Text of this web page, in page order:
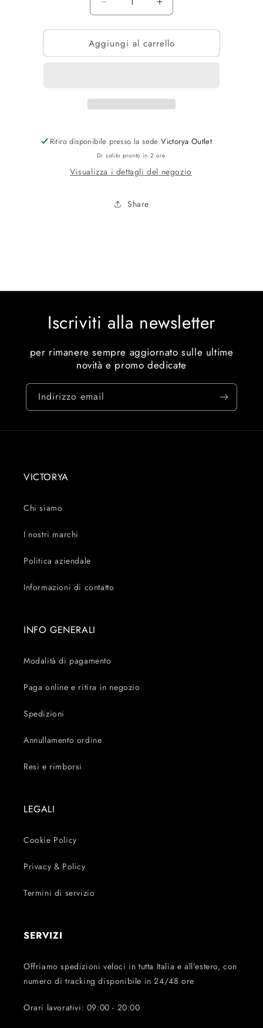
Diminuisci
quantità
per
TSHIRT
SCOZIA
Aumenta
quantità
per
TSHIRT
SCOZIA
Aggiungi al carrello
Ritiro disponibile presso la sedeVictorya Outlet
Di solito pronto in 2 ore
Visualizza i dettagli del negozio
Share
Iscriviti alla newsletter
per rimanere sempre aggiornato sulle ultime
novità e promo dedicate
Indirizzo email
VICTORYA
Chi siamo
I nostri marchi
Politica aziendale
Informazioni di contatto
INFO GENERALI
Modalità di pagamento
Paga online e ritira in negozio
Spedizioni
Annullamento ordine
Resi e rimborsi
LEGALI
Cookie Policy
Privacy & Policy
Termini di servizio
SERVIZI
Offriamo spedizioni veloci in tutta Italia e all'estero, con
numero di tracking disponibile in 24/48 ore
Orari lavorativi: 09:00 - 20:00